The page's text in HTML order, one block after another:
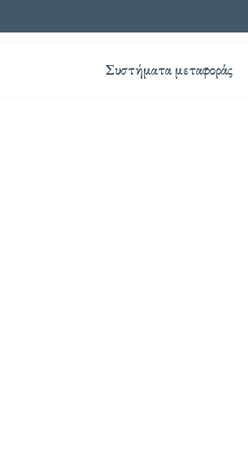
γλώσσας. Τρέχουσα επιλογή:
Συστήματα μεταφοράς